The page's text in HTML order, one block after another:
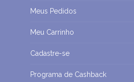
Meus Pedidos
Meu Carrinho
Cadastre-se
Programa de Cashback